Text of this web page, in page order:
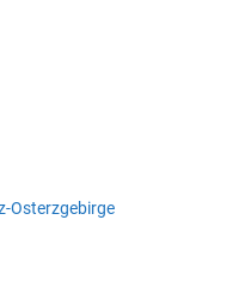
Osterzgebirge